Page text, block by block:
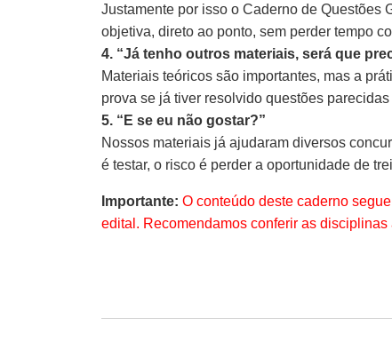
Justamente por isso o Caderno de Questões
objetiva, direto ao ponto, sem perder tempo
4. “Já tenho outros materiais, será que
Materiais teóricos são importantes, mas a
prova se já tiver resolvido questões parecidas
5. “E se eu não gostar?”
Nossos materiais já ajudaram diversos
é testar, o risco é perder a oportunidade de
Importante: O conteúdo deste caderno
edital. Recomendamos conferir as disciplinas